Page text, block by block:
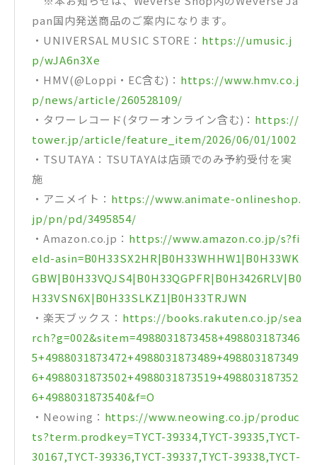
pan国内発送商品のご案内になります。
・UNIVERSAL MUSIC STORE： https://umusic.j
p/wJA6n3Xe
・HMV(@Loppi・EC含む)： https://www.hmv.co.j
p/news/article/260528109/
・タワーレコード(タワーオンライン含む)： https://
tower.jp/article/feature_item/2026/06/01/1002
・TSUTAYA：TSUTAYAは店頭でのみ予約受付を実
施
・アニメイト： https://www.animate-onlineshop.
jp/pn/pd/3495854/
・Amazon.co.jp： https://www.amazon.co.jp/s?fi
eld-asin=B0H33SX2HR|B0H33WHHW1|B0H33WK
GBW|B0H33VQJS4|B0H33QGPFR|B0H3426RLV|B0
H33VSN6X|B0H33SLKZ1|B0H33TRJWN
・楽天ブックス： https://books.rakuten.co.jp/sea
rch?g=002&sitem=4988031873458+498803187346
5+4988031873472+4988031873489+498803187349
6+4988031873502+4988031873519+498803187352
6+4988031873540&f=O
・Neowing： https://www.neowing.co.jp/produc
ts?term.prodkey=TYCT-39334,TYCT-39335,TYCT-
30167,TYCT-39336,TYCT-39337,TYCT-39338,TYCT-